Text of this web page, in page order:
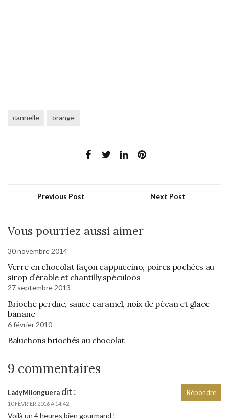
cannelle orange
Previous Post Next Post
Vous pourriez aussi aimer
30 novembre 2014
Verre en chocolat façon cappuccino, poires pochées au
sirop d’érable et chantilly spéculoos
27 septembre 2013
Brioche perdue, sauce caramel, noix de pécan et glace
banane
6 février 2010
Baluchons briochés au chocolat
9 commentaires
LadyMilonguera dit :
10 FÉVRIER 2016 À 14:42
Voilà un 4 heures bien gourmand !
Répondre